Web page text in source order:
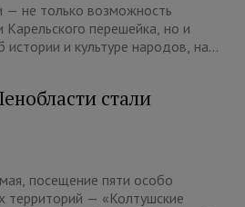
— не только возможность
Карельского перешейка, но и
истории и культуре народов, на...
стали
посещение пяти особо
территорий — «Колтушские